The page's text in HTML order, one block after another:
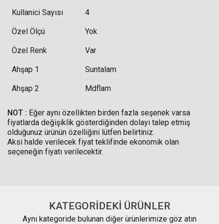
Kullanici Sayısı 4
Özel Ölçü Yok
Özel Renk Var
Ahşap 1 Suntalam
Ahşap 2 Mdflam
NOT : Eğer aynı özellikten birden fazla seşenek varsa
fiyatlarda değişiklik gösterdiğinden dolayı talep etmiş
olduğunuz ürünün özelliğini lütfen belirtiniz.
Aksi halde verilecek fiyat teklifinde ekonomik olan
seçeneğin fiyatı verilecektir.
KATEGORIDEKI ÜRÜNLER
Aynı kategoride bulunan diğer ürünlerimize göz atın